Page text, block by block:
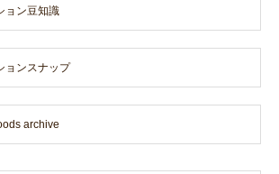
ョン豆知識
ョンスナップ
archive